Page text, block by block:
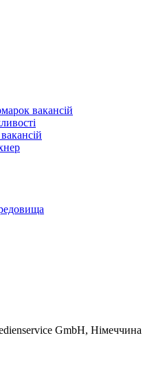
вакансій
GmbH, Німеччина